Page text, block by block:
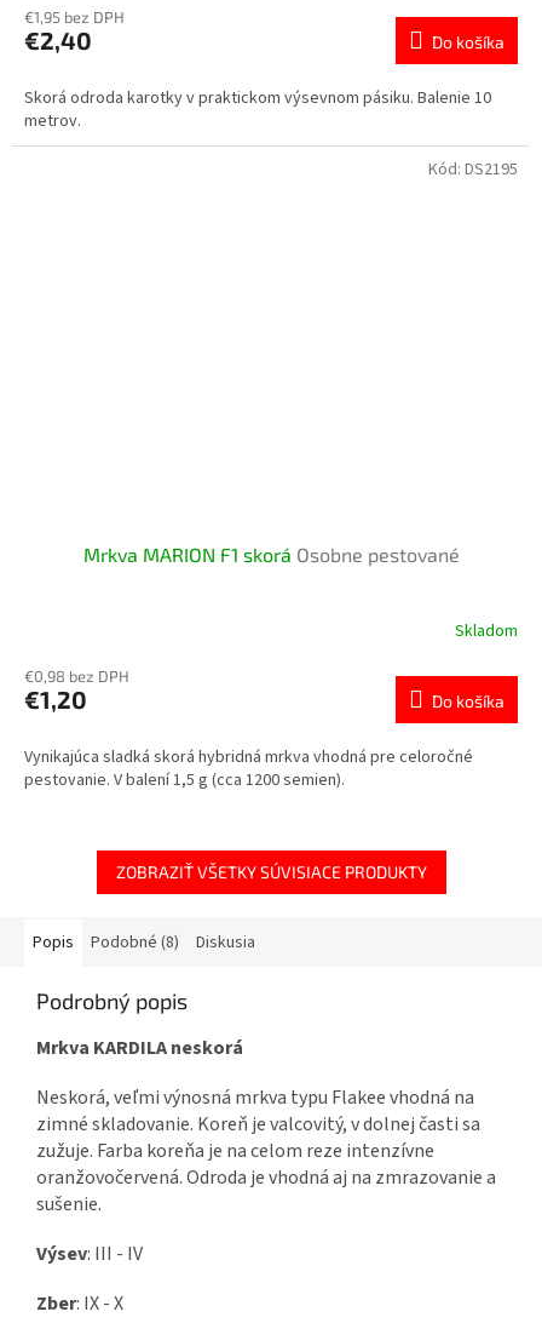
€1,95 bez DPH
€2,40 Do košíka
Skorá odroda karotky v praktickom výsevnom pásiku. Balenie 10
metrov.
Mrkva MARION F1 skorá Osobne pestované
Skladom
€0,98 bez DPH
€1,20 Do košíka
Vynikajúca sladká skorá hybridná mrkva vhodná pre celoročné
pestovanie. V balení 1,5 g (cca 1200 semien).
Kód: DS2195
ZOBRAZIŤ VŠETKY SÚVISIACE PRODUKTY
Popis Podobné (8) Diskusia
Podrobný popis
Mrkva KARDILA neskorá
Neskorá, veľmi výnosná mrkva typu Flakee vhodná na
zimné skladovanie. Koreň je valcovitý, v dolnej časti sa
zužuje. Farba koreňa je na celom reze intenzívne
oranžovočervená. Odroda je vhodná aj na zmrazovanie a
sušenie.
Výsev: III - IV
Zber: IX - X